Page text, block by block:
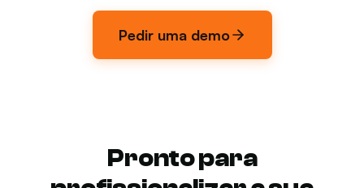
Pedir uma demo
Pronto para